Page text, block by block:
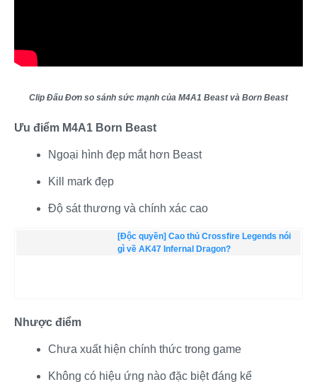
Clip Đấu Đơn so sánh sức mạnh của M4A1 Beast và Born Beast
Ưu điểm M4A1 Born Beast
Ngoại hình đẹp mắt hơn Beast​
Kill mark đẹp​
Độ sát thương và chính xác cao​
[Độc quyền] Cao thủ Crossfire Legends nói
gì về AK47 Infernal Dragon?
Nhược điểm
Chưa xuất hiện chính thức trong game​
Không có hiệu ứng nào đặc biệt đáng kể​